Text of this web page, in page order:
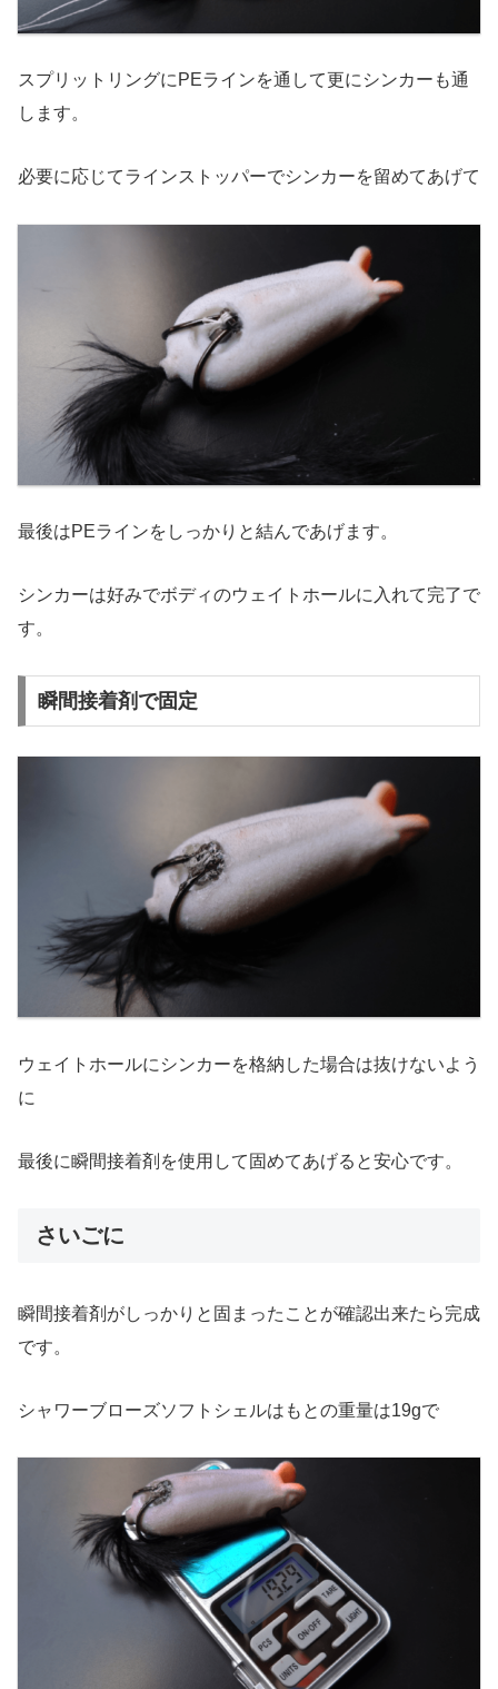
スプリットリングにPEラインを通して更にシンカーも通
します。
必要に応じてラインストッパーでシンカーを留めてあげて
最後はPEラインをしっかりと結んであげます。
シンカーは好みでボディのウェイトホールに入れて完了で
す。
瞬間接着剤で固定
ウェイトホールにシンカーを格納した場合は抜けないよう
に
最後に瞬間接着剤を使用して固めてあげると安心です。
さいごに
瞬間接着剤がしっかりと固まったことが確認出来たら完成
です。
シャワーブローズソフトシェルはもとの重量は19gで